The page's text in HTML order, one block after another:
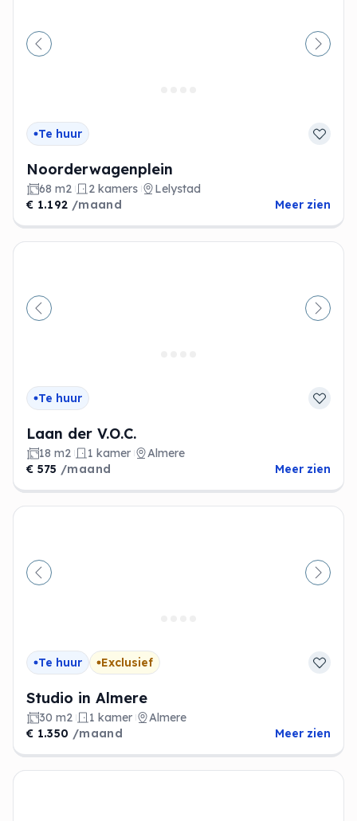
Vorige
Te huur
Noorderwagenplein
68 m2 2 kamers
Lelystad
€ 1.192 /maand Meer zien
Vorige
Te huur
Laan der V.O.C.
18 m2 1 kamer
Almere
€ 575 /maand Meer zien
Vorige
Te huur Exclusief
Studio in Almere
30 m2 1 kamer
Almere
€ 1.350 /maand Meer zien